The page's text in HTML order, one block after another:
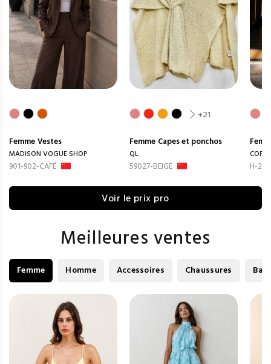
FemmeVestes
MADISON VOGUE SHOP
901-902-CAFÉ
+21
Femme Capes et ponchos
QL
59027-BEIGE H-
Voir le prix pro
Meilleures ventes
Femme Homme Accessoires Chaussures